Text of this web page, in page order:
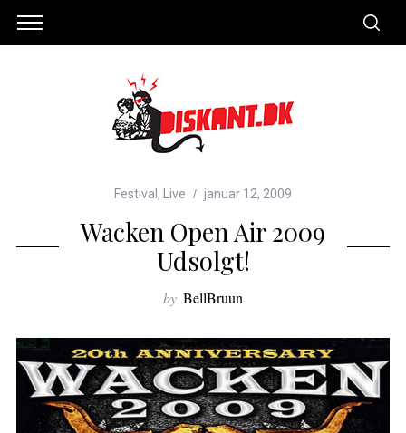
Festival , Live januar 12, 2009
Wacken Open Air 2009
Udsolgt!
by BellBruun